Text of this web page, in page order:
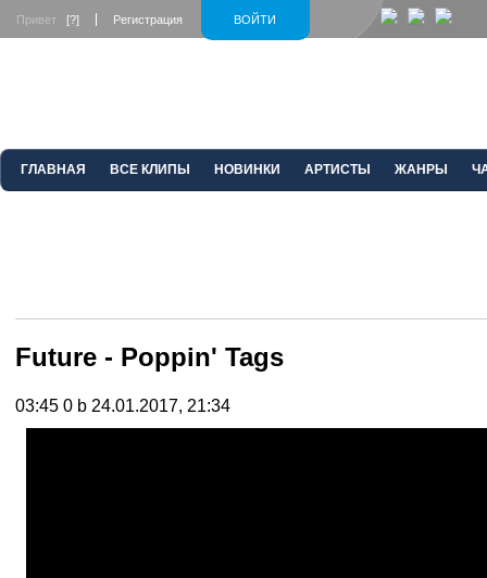
ВОЙТИ
Привет [?] Регистрация
ГЛАВНАЯ ВСЕ КЛИПЫ НОВИНКИ АРТИСТЫ ЖАНРЫ
Future - Poppin' Tags
03:45 0 b 24.01.2017, 21:34